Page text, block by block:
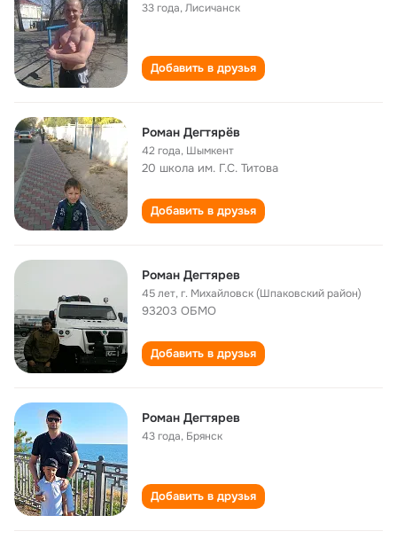
33 года,Лисичанск
Добавить в друзья
Роман Дегтярёв
42 года, Шымкент
20 школа им. Г.С. Титова
Добавить в друзья
Роман Дегтярев
45 лет,г. Михайловск (Шпаковский район)
93203 ОБМО
Добавить в друзья
Роман Дегтярев
43 года, Брянск
Добавить в друзья